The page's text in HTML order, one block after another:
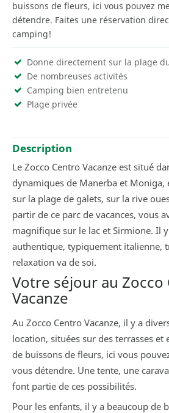
buissons de fleurs, ici vous pouvez
détendre. Faites une réservation
camping!
Donne directement sur la plage
De nombreuses activités
Camping bien entretenu
Plage privée
Description
Le Zocco Centro Vacanze est situé
dynamiques de Manerba et
sur la plage de galets, sur la rive
partir de ce parc de vacances, vous
magnifique sur le lac et Sirmione. Il
authentique, typiquement italienne,
relaxation va de soi.
Votre séjour au Zocco
Vacanze
Au Zocco Centro Vacanze, il y a
location, situées sur des terrasses et
de buissons de fleurs, ici vous
vous détendre. Une tente, une
font partie de ces possibilités.
Pour les enfants, il y a beaucoup de